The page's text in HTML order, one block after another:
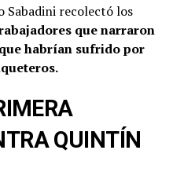
Sabadini recolectó los
que narraron
habrían sufrido por
QUINTÍN